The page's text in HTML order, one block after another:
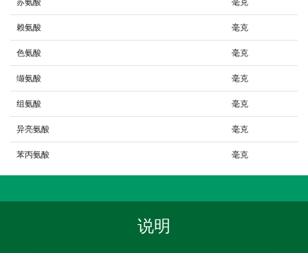
赖氨酸 毫克
色氨酸 毫克
缬氨酸 毫克
组氨酸 毫克
异亮氨酸 毫克
苯丙氨酸 毫克
说明